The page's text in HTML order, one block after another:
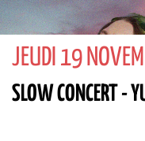
JEUDI 19
SLOW CONCERT -